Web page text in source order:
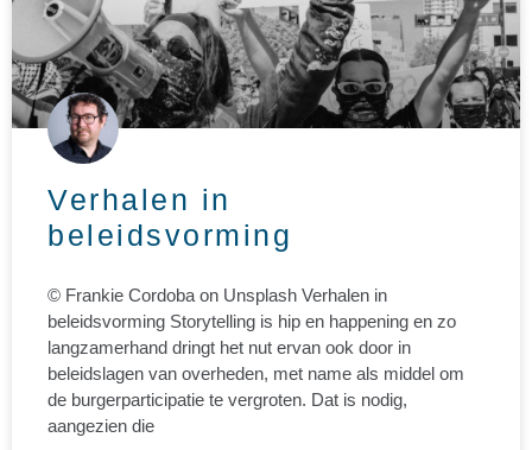
Verhalen in
beleidsvorming
© Frankie Cordoba on Unsplash Verhalen in
beleidsvorming Storytelling is hip en happening en zo
langzamerhand dringt het nut ervan ook door in
beleidslagen van overheden, met name als middel om
de burgerparticipatie te vergroten. Dat is nodig,
aangezien die